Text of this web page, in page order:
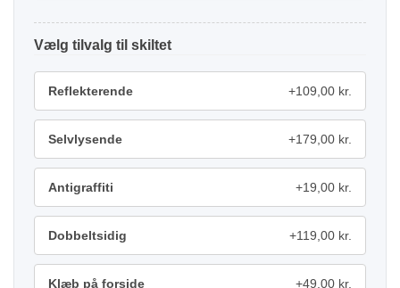
tilvalg
Reflekterende +109,00 kr.
Selvlysende +179,00 kr.
Antigraffiti +19,00 kr.
Dobbeltsidig +119,00 kr.
Klæb på forside +49,00 kr.